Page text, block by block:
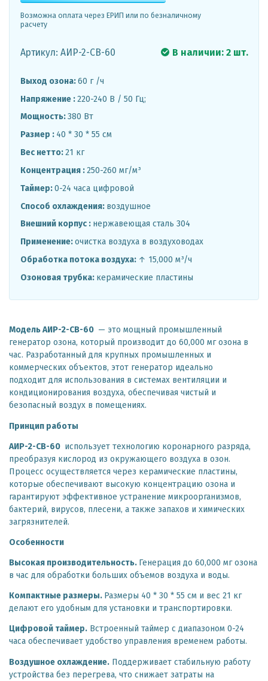
Артикул: АИР-2-CB-60 В наличии: 2 шт.
Выход озона:60 г /ч
Напряжение :220-240 В / 50 Гц;
Мощность:380 Вт
Размер : 40 * 30 * 55 см
Вес нетто:21 кг
Концентрация :250-260 мг/м³
Таймер:0-24 часа цифровой
Способ охлаждения: воздушное
Внешний корпус : нержавеющая сталь 304
Применение:очистка воздуха в воздуховодах
Обработка потока воздуха: ↑ 15,000 м³/ч
Озоновая трубка: керамические пластины
Возможна оплата через ЕРИП или по безналичному
расчету
Модель АИР-2-CB-60 — это мощный промышленный
генератор озона, который производит до 60,000 мг озона в
час. Разработанный для крупных промышленных и
коммерческих объектов, этот генератор идеально
подходит для использования в системах вентиляции и
кондиционирования воздуха, обеспечивая чистый и
безопасный воздух в помещениях.
Принцип работы
АИР-2-CB-60 использует технологию коронарного разряда,
преобразуя кислород из окружающего воздуха в озон.
Процесс осуществляется через керамические пластины,
которые обеспечивают высокую концентрацию озона и
гарантируют эффективное устранение микроорганизмов,
бактерий, вирусов, плесени, а также запахов и химических
загрязнителей.
Особенности
Высокая производительность. Генерация до 60,000 мг озона
в час для обработки больших объемов воздуха и воды.
Компактные размеры. Размеры 40 * 30 * 55 см и вес 21 кг
делают его удобным для установки и транспортировки.
Цифровой таймер. Встроенный таймер с диапазоном 0-24
часа обеспечивает удобство управления временем работы.
Воздушное охлаждение. Поддерживает стабильную работу
устройства без перегрева, что снижает затраты на